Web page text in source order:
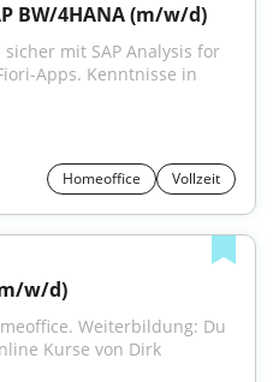
BW/4HANA (m/w/d)
Apps. Kenntnisse in
Homeoffice Vollzeit
w/d)
Weiterbildung: Du
Kurse von Dirk